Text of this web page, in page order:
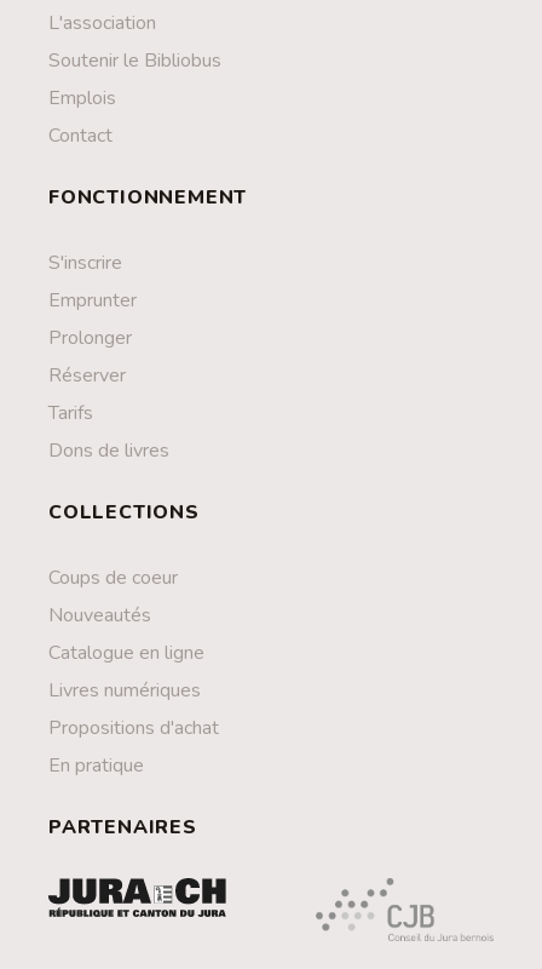
L'association
Soutenir le Bibliobus
Emplois
Contact
FONCTIONNEMENT
S'inscrire
Emprunter
Prolonger
Réserver
Tarifs
Dons de livres
COLLECTIONS
Coups de coeur
Nouveautés
Catalogue en ligne
Livres numériques
Propositions d'achat
En pratique
PARTENAIRES